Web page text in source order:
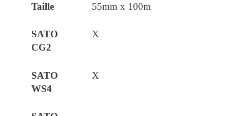
55mm x 100m
X
X